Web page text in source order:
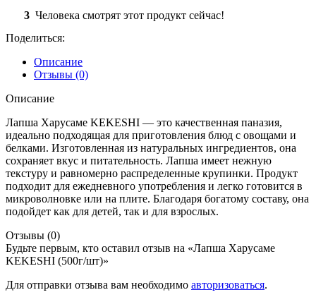
3 Человека смотрят этот продукт сейчас!
Поделиться:
Описание
Отзывы (0)
Описание
Лапша Харусаме KEKESHI — это качественная паназия,
идеально подходящая для приготовления блюд с овощами и
белками. Изготовленная из натуральных ингредиентов, она
сохраняет вкус и питательность. Лапша имеет нежную
текстуру и равномерно распределенные крупинки. Продукт
подходит для ежедневного употребления и легко готовится в
микроволновке или на плите. Благодаря богатому составу, она
подойдет как для детей, так и для взрослых.
Отзывы (0)
Будьте первым, кто оставил отзыв на «Лапша Харусаме
KEKESHI (500г/шт)»
Для отправки отзыва вам необходимо авторизоваться.